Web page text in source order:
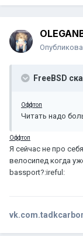
FreeBSD
Оффтоп
Читать надо
Оффтоп
Я сейчас не про
велосипед когда
bassport?:ireful: